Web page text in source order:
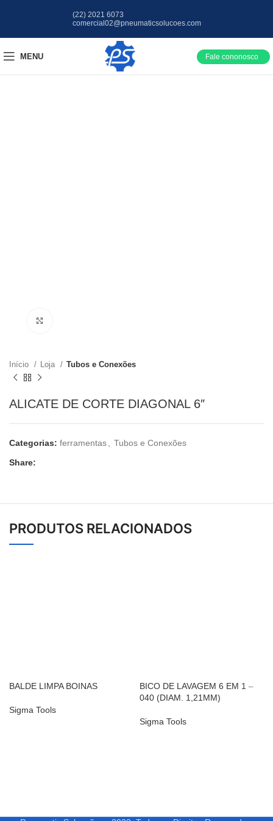
(22) 2021 6073
comercial02@pneumaticsolucoes.com
MENU Fale cononosco
Início Loja Tubos e Conexões
ALICATE DE CORTE DIAGONAL 6″
Categorias: ferramentas
Tubos e Conexões
Share:
PRODUTOS RELACIONADOS
BALDE LIMPA BOINAS
Sigma Tools
BICO DE LAVAGEM 6 EM 1 –
040 (DIAM. 1,21MM)
Sigma Tools